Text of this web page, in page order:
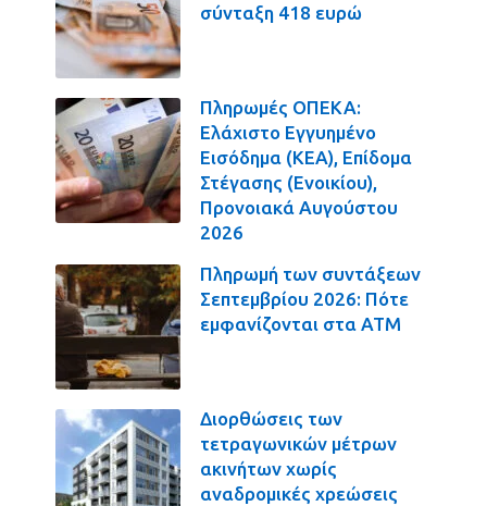
σύνταξη 418 ευρώ
Πληρωμές ΟΠΕΚΑ:
Ελάχιστο Εγγυημένο
Εισόδημα (ΚΕΑ), Επίδομα
Στέγασης (Ενοικίου),
Προνοιακά Αυγούστου
2026
Πληρωμή των συντάξεων
Σεπτεμβρίου 2026: Πότε
εμφανίζονται στα ΑΤΜ
Διορθώσεις των
τετραγωνικών μέτρων
ακινήτων χωρίς
αναδρομικές χρεώσεις